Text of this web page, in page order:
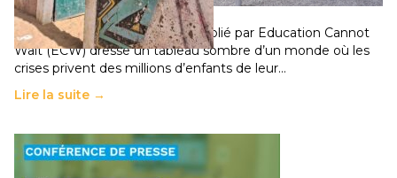
11 juillet 2026- National
Un nouveau rapport mondial publié par Education Cannot
Wait (ECW) dresse un tableau sombre d’un monde où les
crises privent des millions d’enfants de leur…
Lire la suite →